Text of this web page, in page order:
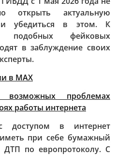
открыть актуальную
убедиться в этом. К
подобных фейковых
в заблуждение своих
в МАХ
проблемах
работы интернета
в интернет
при себе бумажный
по европротоколу. С